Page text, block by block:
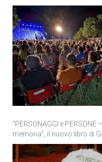
“PERSONAGGI e
memoria”, il nuovo libro di